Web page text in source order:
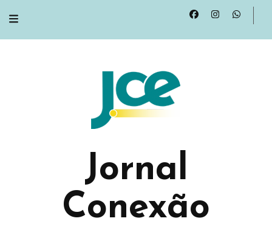
Jornal
Conexão